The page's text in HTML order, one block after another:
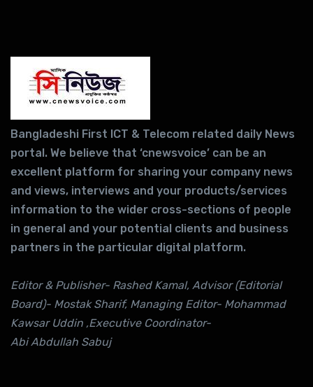
Bangladeshi First ICT & Telecom related daily News
portal. We believe that ‘cnewsvoice’ can be an
excellent platform for sharing your company news
and views, interviews and your products/services
information to the wider cross-sections of people
in general and your potential clients and business
partners in the particular digital platform.
Editor & Publisher- Rashed Kamal, Advisor (Editorial
Board)- Mostak Sharif, Managing Editor- Mohammad
Kawsar Uddin ,Executive Coordinator-
Abi Abdullah Sabuj